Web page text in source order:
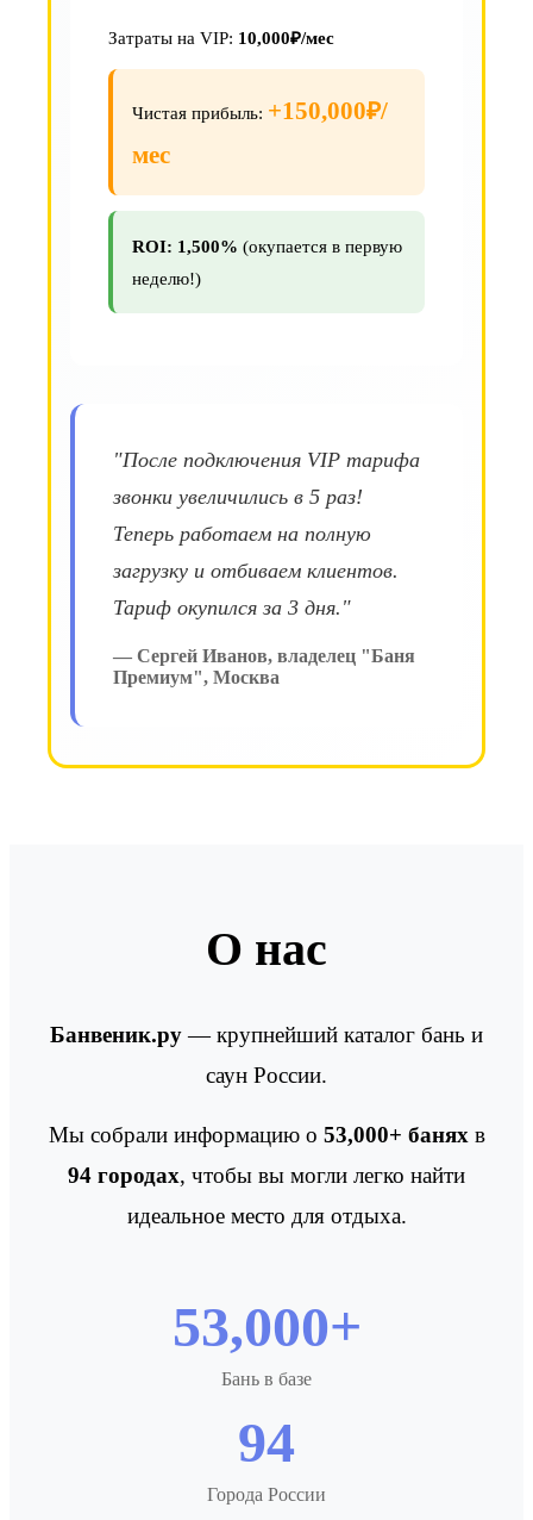
Затраты на VIP: 10,000₽/мес
Чистая прибыль: +150,000₽/
мес
ROI: 1,500% (окупается в первую
неделю!)
"После подключения VIP тарифа
звонки увеличились в 5 раз!
Теперь работаем на полную
загрузку и отбиваем клиентов.
Тариф окупился за 3 дня."
— Сергей Иванов, владелец "Баня
Премиум", Москва
О нас
Банвеник.ру— крупнейший каталог бань и
саун России.
Мы собрали информацию о 53,000+ баняхв
94 городах, чтобы вы могли легко найти
идеальное место для отдыха.
53,000+
Бань в базе
94
Города России